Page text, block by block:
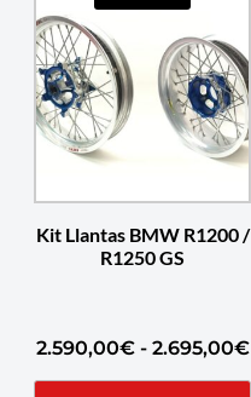
Kit Llantas BMW R1200 /
R1250 GS
2.590,00€ - 2.695,00€